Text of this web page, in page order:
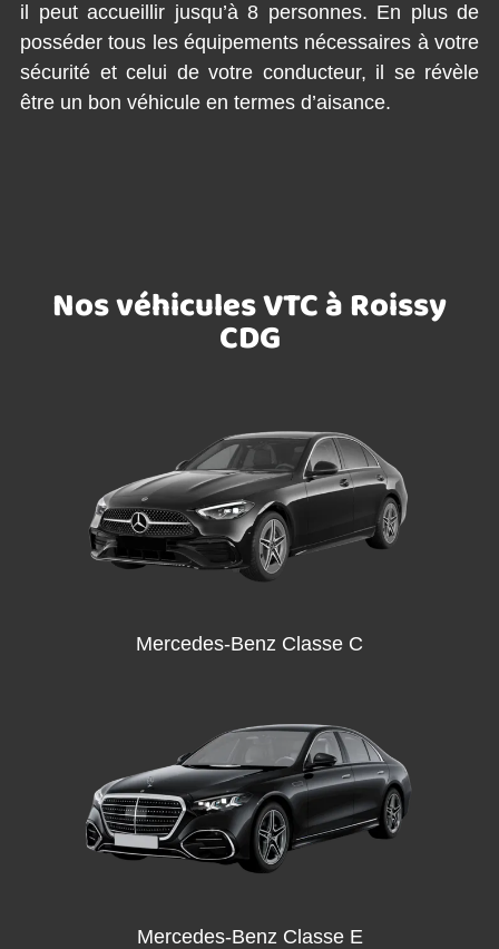
il peut accueillir jusqu’à 8 personnes. En plus de
posséder tous les équipements nécessaires à votre
sécurité et celui de votre conducteur, il se révèle
être un bon véhicule en termes d’aisance.
Nos véhicules VTC à Roissy
CDG
Mercedes-Benz Classe C
Mercedes-Benz Classe E